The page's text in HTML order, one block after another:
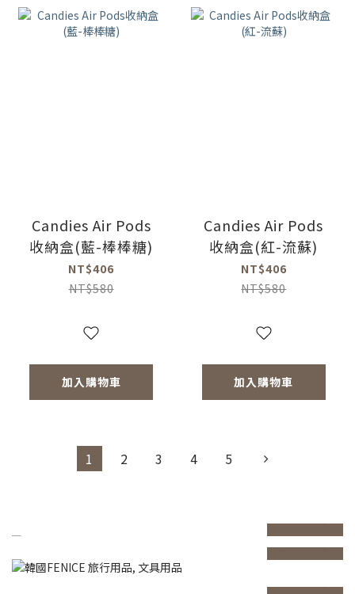
Candies Air Pods
收納盒(藍-棒棒糖)
NT$406
NT$580
加入購物車
Candies Air Pods
收納盒(紅-流蘇)
NT$406
NT$580
加入購物車
1 2 3 4 5
prev
next
prev
next
prev
next